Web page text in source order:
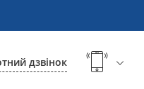
дзвінок